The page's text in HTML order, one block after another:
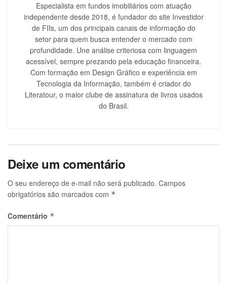
Especialista em fundos imobiliários com atuação
independente desde 2018, é fundador do site Investidor
de FIIs, um dos principais canais de informação do
setor para quem busca entender o mercado com
profundidade. Une análise criteriosa com linguagem
acessível, sempre prezando pela educação financeira.
Com formação em Design Gráfico e experiência em
Tecnologia da Informação, também é criador do
Literatour, o maior clube de assinatura de livros usados
do Brasil.
Deixe um comentário
O seu endereço de e-mail não será publicado. Campos
obrigatórios são marcados com *
Comentário *